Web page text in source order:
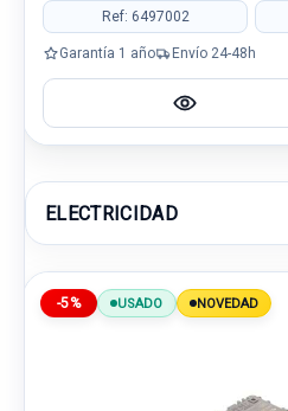
Ref: 6497002
Garantía 1 año Envío 24-48h
ELECTRICIDAD
-5% USADO NOVEDAD